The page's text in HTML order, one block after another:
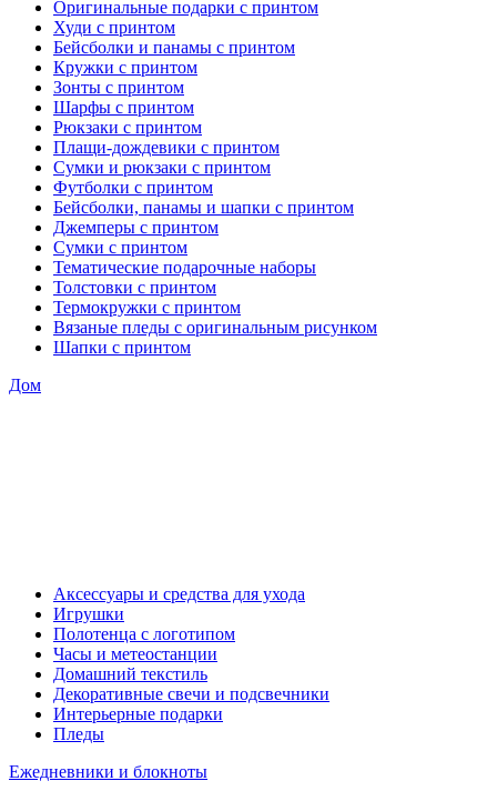
Оригинальные подарки с принтом
Худи с принтом
Бейсболки и панамы с принтом
Кружки с принтом
Зонты с принтом
Шарфы с принтом
Рюкзаки с принтом
Плащи-дождевики с принтом
Сумки и рюкзаки с принтом
Футболки с принтом
Бейсболки, панамы и шапки с принтом
Джемперы с принтом
Сумки с принтом
Тематические подарочные наборы
Толстовки с принтом
Термокружки с принтом
Вязаные пледы с оригинальным рисунком
Шапки с принтом
Дом
Аксессуары и средства для ухода
Игрушки
Полотенца с логотипом
Часы и метеостанции
Домашний текстиль
Декоративные свечи и подсвечники
Интерьерные подарки
Пледы
Ежедневники и блокноты